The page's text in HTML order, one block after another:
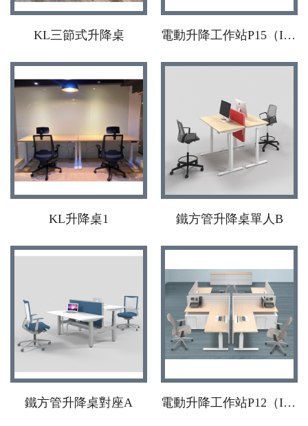
KL三節式升降桌 電動升降工作站P15（I腳）
KL升降桌1 鐵方管升降桌單人B
鐵方管升降桌對座A 電動升降工作站P12（I腳隱藏式）